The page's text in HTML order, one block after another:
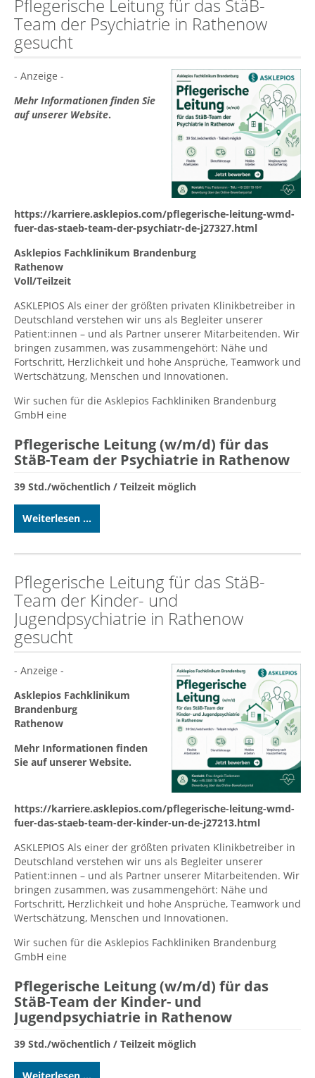
Pflegerische Leitung für das StäB-
Team der Psychiatrie in Rathenow
gesucht
- Anzeige -
Mehr Informationen finden Sie
auf unserer Website.
https://karriere.asklepios.com/pflegerische-leitung-wmd-
fuer-das-staeb-team-der-psychiatr-de-j27327.html
Asklepios Fachklinikum Brandenburg
Rathenow
Voll/Teilzeit
ASKLEPIOS Als einer der größten privaten Klinikbetreiber in
Deutschland verstehen wir uns als Begleiter unserer
Patient:innen – und als Partner unserer Mitarbeitenden. Wir
bringen zusammen, was zusammengehört: Nähe und
Fortschritt, Herzlichkeit und hohe Ansprüche, Teamwork und
Wertschätzung, Menschen und Innovationen.
Wir suchen für die Asklepios Fachkliniken Brandenburg
GmbH eine
Pflegerische Leitung (w/m/d) für das
StäB-Team der Psychiatrie in Rathenow
39 Std./wöchentlich / Teilzeit möglich
Weiterlesen ...
Pflegerische Leitung für das StäB-
Team der Kinder- und
Jugendpsychiatrie in Rathenow
gesucht
- Anzeige -
Asklepios Fachklinikum
Brandenburg
Rathenow
Mehr Informationen finden
Sie auf unserer Website.
https://karriere.asklepios.com/pflegerische-leitung-wmd-
fuer-das-staeb-team-der-kinder-un-de-j27213.html
ASKLEPIOS Als einer der größten privaten Klinikbetreiber in
Deutschland verstehen wir uns als Begleiter unserer
Patient:innen – und als Partner unserer Mitarbeitenden. Wir
bringen zusammen, was zusammengehört: Nähe und
Fortschritt, Herzlichkeit und hohe Ansprüche, Teamwork und
Wertschätzung, Menschen und Innovationen.
Wir suchen für die Asklepios Fachkliniken Brandenburg
GmbH eine
Pflegerische Leitung (w/m/d) für das
StäB-Team der Kinder- und
Jugendpsychiatrie in Rathenow
39 Std./wöchentlich / Teilzeit möglich
Weiterlesen ...